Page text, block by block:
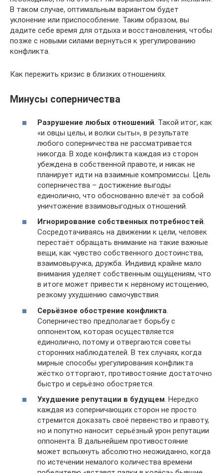
В таком случае, оптимальным вариантом будет
уклонение или приспособление. Таким образом, вы
дадите себе время для отдыха и восстановления, чтобы
позже с новыми силами вернуться к урегулированию
конфликта.
Как пережить кризис в близких отношениях.
Минусы соперничества
Разрушение любых отношений. Такой итог, как
«и овцы целы, и волки сыты», в результате
любого соперничества не рассматривается
никогда. В ходе конфликта каждая из сторон
убеждена в собственной правоте, и никак не
планирует идти на взаимные компромиссы. Цель
соперничества – достижение выгоды
единолично, что обоснованно влечёт за собой
уничтожение взаимовыгодных отношений.
Игнорирование собственных потребностей.
Сосредотачиваясь на движении к цели, человек
перестаёт обращать внимание на такие важные
вещи, как чувство собственного достоинства,
взаимовыручка, дружба. Индивид крайне мало
внимания уделяет собственным ощущениям, что
в итоге может привести к нервному истощению,
резкому ухудшению самочувствия.
Серьёзное обострение конфликта.
Соперничество предполагает борьбу с
оппонентом, которая осуществляется
единолично, потому и отвергаются советы
сторонних наблюдателей. В тех случаях, когда
мирные способы урегулирования конфликта
жёстко отторгают, противостояние достаточно
быстро и серьёзно обостряется.
Ухудшение репутации в будущем. Нередко
каждая из соперничающих сторон не просто
стремится доказать своё первенство и правоту,
но и попутно наносит серьёзный урон репутации
оппонента. В дальнейшем противостояние
может вспыхнуть абсолютно неожиданно, когда
по истечении немалого количества времени